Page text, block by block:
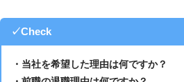
✓Check
・当社を希望した理由は何ですか？